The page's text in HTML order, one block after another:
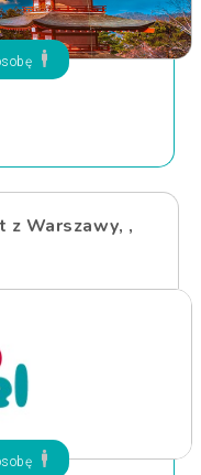
z Warszawy, ,